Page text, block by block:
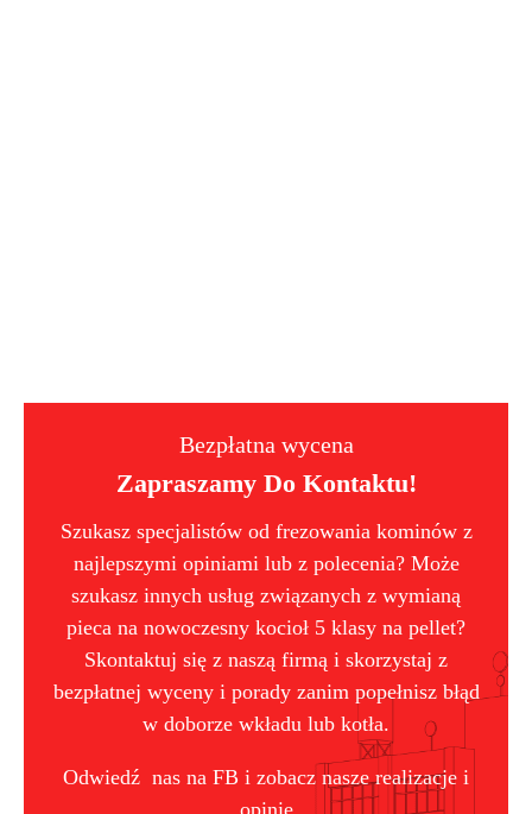
Bezpłatna wycena
Zapraszamy Do Kontaktu!
Szukasz specjalistów od frezowania kominów z
najlepszymi opiniami lub z polecenia? Może
szukasz innych usług związanych z wymianą
pieca na nowoczesny kocioł 5 klasy na pellet?
Skontaktuj się z naszą firmą i skorzystaj z
bezpłatnej wyceny i porady zanim popełnisz błąd
w doborze wkładu lub kotła.
Odwiedź nas na FB i zobacz nasze realizacje i